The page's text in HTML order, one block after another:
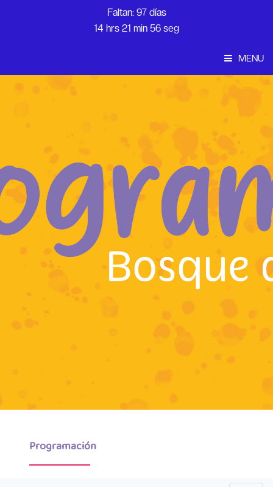
Faltan: 97 días
14 hrs 21 min 56 seg
MENU
Programación